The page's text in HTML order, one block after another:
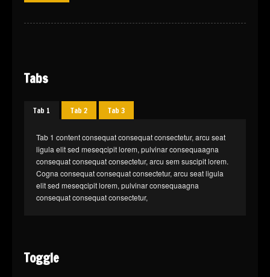
Tabs
Tab 1 Tab 2 Tab 3
Tab 1 content consequat consequat consectetur, arcu seat
ligula elit sed meseqcipit lorem, pulvinar consequaagna
consequat consequat consectetur, arcu sem suscipit lorem.
Cogna consequat consequat consectetur, arcu seat ligula
elit sed meseqcipit lorem, pulvinar consequaagna
consequat consequat consectetur,
Toggle